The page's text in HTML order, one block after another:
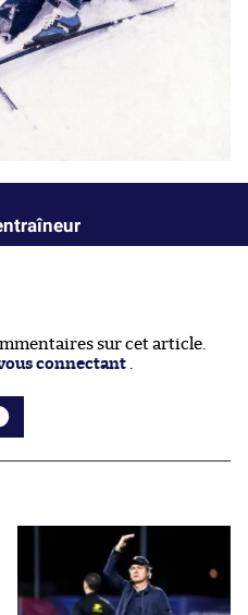
sur cet article.
connectant .